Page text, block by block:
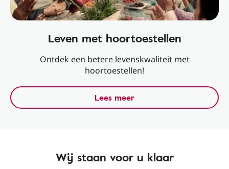
Leven met hoortoestellen
Ontdek een betere levenskwaliteit met
hoortoestellen!
Lees meer
Wij staan voor u klaar